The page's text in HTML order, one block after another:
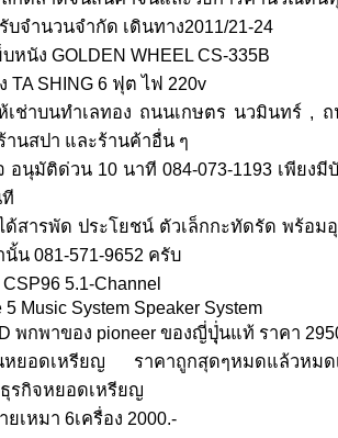
จำนวนจำกัด เดินทาง2011/21-24
หนัง GOLDEN WHEEL CS-335B
TA SHING 6 ฟุต ไฟ 220v
เช่าบนทำเลทอง ถนนเกษตร นวมินทร์ ,
านสปา และร้านค้าอื่น ๆ
อนุมัติด่วน 10 นาที 084-073-1193 เพียง
ด้สารพัด ประโยชน์ ตัวเล็กกะทัดรัด พร้อ
นั้น 081-571-9652 ครับ
5.1-Channel
Music System Speaker System
พกพาของ pioneer ของญี่ปุุ่่นแท้ ราคา
นหยอดเหรียญ ราคาถูกสุดๆหมดแล้วหม
รกิจหยอดเหรียญ
เหมา 6เครื่อง 2000.-